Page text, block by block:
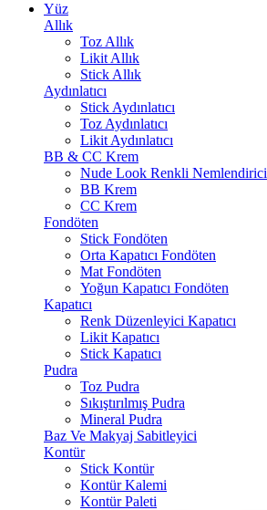
Yüz
Allık
Toz Allık
Likit Allık
Stick Allık
Aydınlatıcı
Stick Aydınlatıcı
Toz Aydınlatıcı
Likit Aydınlatıcı
BB & CC Krem
Nude Look Renkli Nemlendirici
BB Krem
CC Krem
Fondöten
Stick Fondöten
Orta Kapatıcı Fondöten
Mat Fondöten
Yoğun Kapatıcı Fondöten
Kapatıcı
Renk Düzenleyici Kapatıcı
Likit Kapatıcı
Stick Kapatıcı
Pudra
Toz Pudra
Sıkıştırılmış Pudra
Mineral Pudra
Baz Ve Makyaj Sabitleyici
Kontür
Stick Kontür
Kontür Kalemi
Kontür Paleti